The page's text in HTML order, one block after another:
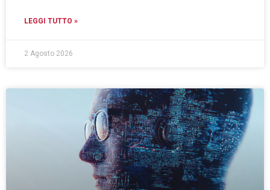
LEGGI TUTTO »
2 Agosto 2026